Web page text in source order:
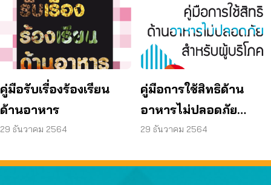
คู่มือรับเรื่องร้องเรียน
ด้านอาหาร
29 ธันวาคม 2564
คู่มือการใช้สิทธิด้าน
อาหารไม่ปลอดภัย
สำหรับผู้บริโภค
29 ธันวาคม 2564